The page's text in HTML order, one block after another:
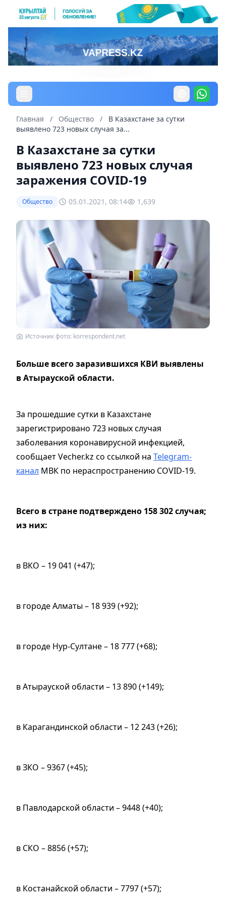
Главная / Общество /
В Казахстане за сутки
выявлено 723 новых случая за...
В Казахстане за сутки
выявлено 723 новых случая
заражения COVID-19
Общество 05.01.2021, 08:14 1,639
Источник фото: korrespondent.net
Больше всего заразившихся КВИ выявлены
в Атырауской области.
За прошедшие сутки в Казахстане
зарегистрировано 723 новых случая
заболевания коронавирусной инфекцией,
сообщает Vecher.kz со ссылкой на Telegram-
канал МВК по нераспространению COVID-19.
Всего в стране подтверждено 158 302 случая;
из них:
в ВКО – 19 041 (+47);
в городе Алматы – 18 939 (+92);
в городе Нур-Султане – 18 777 (+68);
в Атырауской области – 13 890 (+149);
в Карагандинской области – 12 243 (+26);
в ЗКО – 9367 (+45);
в Павлодарской области – 9448 (+40);
в СКО – 8856 (+57);
в Костанайской области – 7797 (+57);